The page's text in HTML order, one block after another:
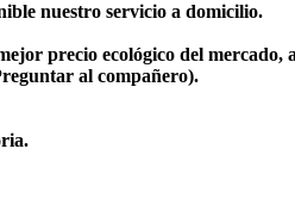
nuestro servicio a domicilio.
precio ecológico del mercado,
al compañero).